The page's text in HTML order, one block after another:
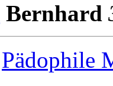
Bernhard
Pädophile